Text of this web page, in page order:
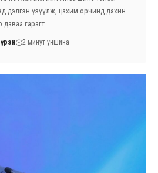
дэлгэн үзүүлж, цахим орчинд дахин
даваа гарагт…
2 минут уншина